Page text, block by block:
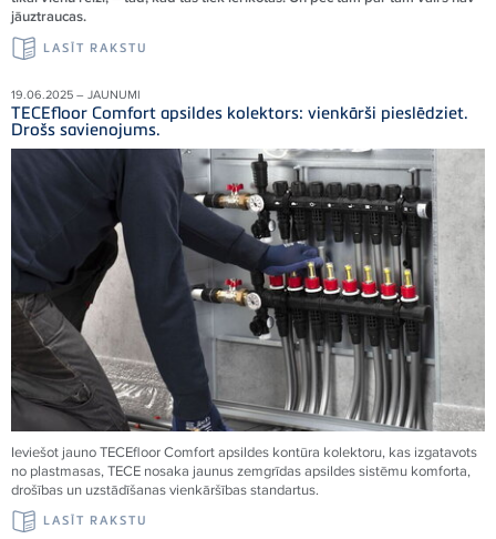
jāuztraucas.
LASĪT RAKSTU
19.06.2025 – JAUNUMI
TECEfloor Comfort apsildes kolektors: vienkārši pieslēdziet.
Drošs savienojums.
Ieviešot jauno TECEfloor Comfort apsildes kontūra kolektoru, kas izgatavots
no plastmasas, TECE nosaka jaunus zemgrīdas apsildes sistēmu komforta,
drošības un uzstādīšanas vienkāršības standartus.
LASĪT RAKSTU